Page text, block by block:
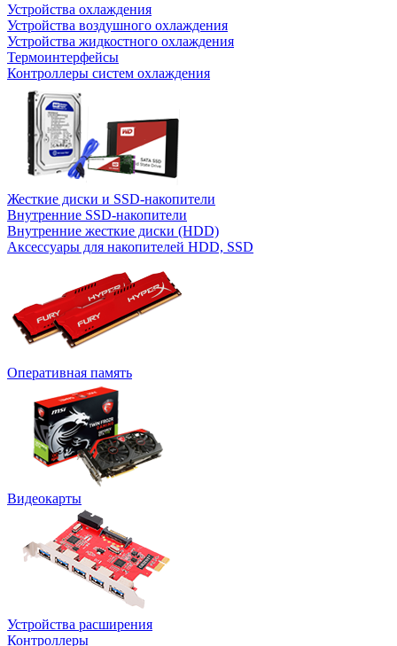
Устройства охлаждения
Устройства воздушного охлаждения
Устройства жидкостного охлаждения
Термоинтерфейсы
Контроллеры систем охлаждения
Жесткие диски и SSD-накопители
Внутренние SSD-накопители
Внутренние жесткие диски (HDD)
Аксессуары для накопителей HDD, SSD
Оперативная память
Видеокарты
Устройства расширения
Контроллеры